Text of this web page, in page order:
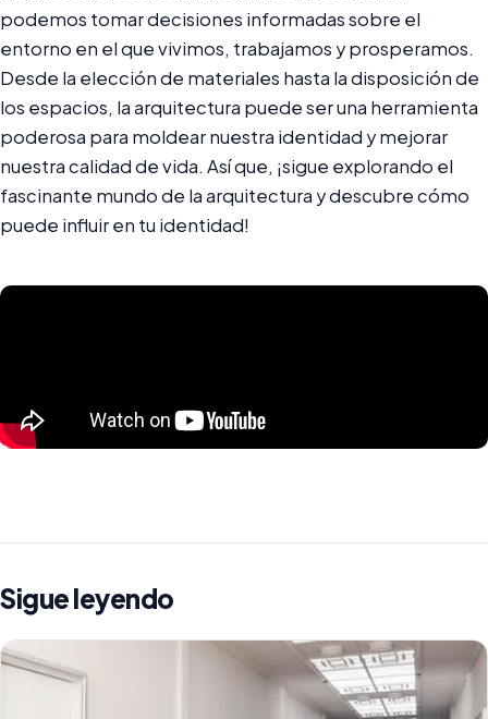
podemos tomar decisiones informadas sobre el
entorno en el que vivimos, trabajamos y prosperamos.
Desde la elección de materiales hasta la disposición de
los espacios, la arquitectura puede ser una herramienta
poderosa para moldear nuestra identidad y mejorar
nuestra calidad de vida. Así que, ¡sigue explorando el
fascinante mundo de la arquitectura y descubre cómo
puede influir en tu identidad!
Sigue leyendo